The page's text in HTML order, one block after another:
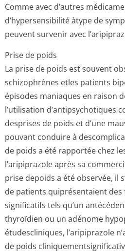
Comme avec d’autres
d’hypersensibilité àtype de
peuvent survenir avec
Prise de poids
La prise de poids est souvent
schizophrènes etles patients
épisodes maniaques en raison
l’utilisation d’antipsychotiques
desprises de poids et d’une
pouvant conduire à
de poids a été rapportée chez
l’aripiprazole après sa
prise depoids a été observée, il
de patients quiprésentaient
significatifs tels qu’un
thyroïdien ou un adénome
étudescliniques, l’aripiprazole
de poids